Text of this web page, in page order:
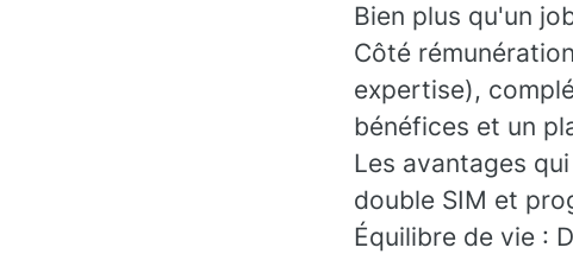
Bien plus qu'un
Côté
expertise),
bénéfices et un
Les avantages
double SIM et
Équilibre de vie :